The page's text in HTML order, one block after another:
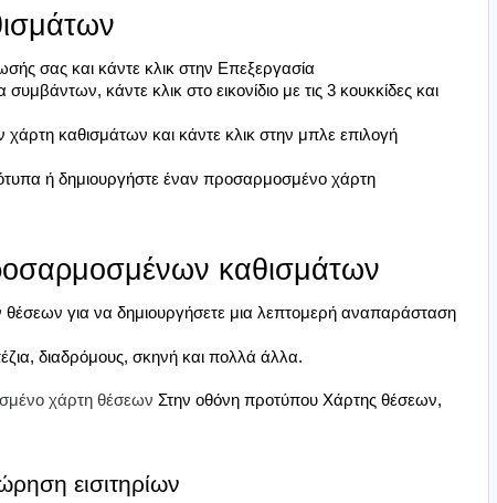
σας και κάντε κλικ στην Επεξεργασία
κάντε κλικ στο εικονίδιο με τις 3 κουκκίδες και
καθισμάτων και κάντε κλικ στην μπλε επιλογή
ή δημιουργήστε έναν προσαρμοσμένο χάρτη
καθισμάτων
για να δημιουργήσετε μια λεπτομερή αναπαράσταση
διαδρόμους, σκηνή και πολλά άλλα.
χάρτη θέσεων Στην οθόνη προτύπου Χάρτης θέσεων,
εισιτηρίων